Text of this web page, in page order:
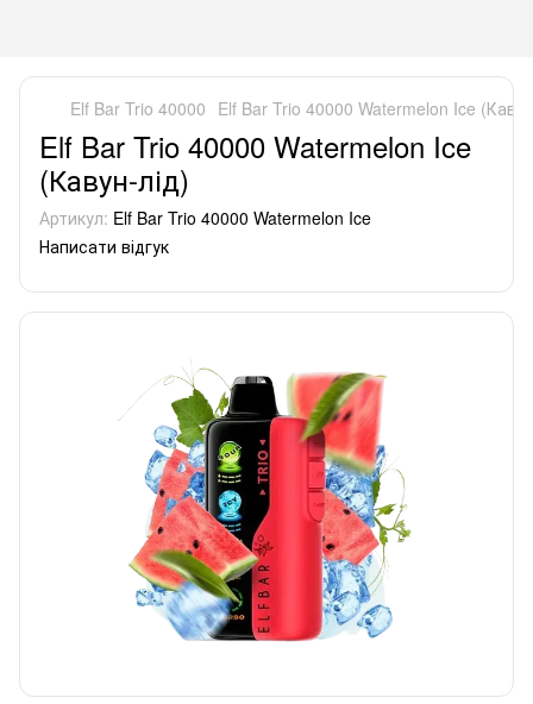
Elf Bar Trio 40000 Elf Bar Trio 40000 Watermelon Ice
Elf Bar Trio 40000 Watermelon Ice
(Кавун-лід)
Артикул: Elf Bar Trio 40000 Watermelon Ice
Написати відгук